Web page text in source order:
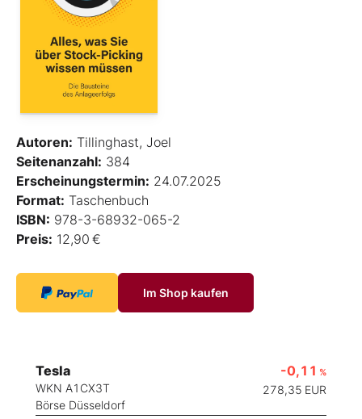
Autoren: Tillinghast, Joel
Seitenanzahl: 384
Erscheinungstermin: 24.07.2025
Format: Taschenbuch
ISBN: 978-3-68932-065-2
Preis: 12,90 €
Im Shop kaufen
Tesla
WKN A1CX3T
Börse Düsseldorf
-0,11 %
278,35 EUR